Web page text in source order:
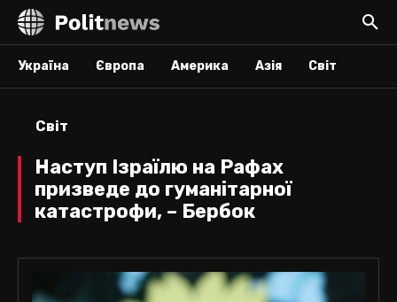
Україна Європа Америка Азія Світ
Світ
Наступ Ізраїлю на Рафах
призведе до гуманітарної
катастрофи, – Бербок